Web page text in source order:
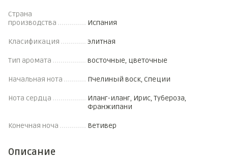
Страна
производства
Испания
Класификация элитная
Тип аромата восточные, цветочные
Начальная нота Пчелиный воск, Специи
Нота сердца
Иланг-иланг, Ирис, Тубероза,
Франжипани
Конечная ноча Ветивер
Описание